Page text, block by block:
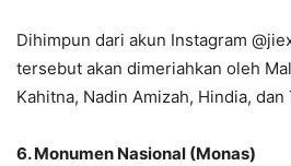
Dihimpun dari akun Instagram
tersebut akan dimeriahkan oleh
Kahitna, Nadin Amizah, Hindia, dan
6. Monumen Nasional (Monas)